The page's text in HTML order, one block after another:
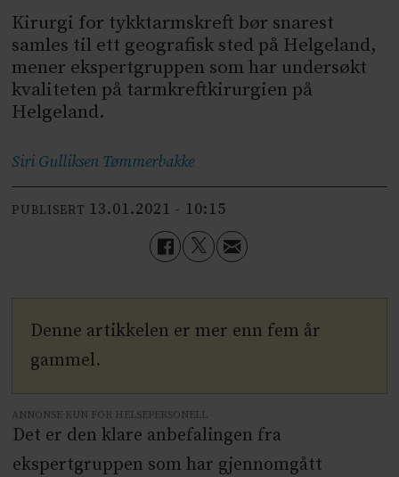
Kirurgi for tykktarmskreft bør snarest
samles til ett geografisk sted på Helgeland,
mener ekspertgruppen som har undersøkt
kvaliteten på tarmkreftkirurgien på
Helgeland.
Siri Gulliksen Tømmerbakke
PUBLISERT 13.01.2021 - 10:15
Denne artikkelen er mer enn fem år
gammel.
ANNONSE KUN FOR HELSEPERSONELL
Det er den klare anbefalingen fra
ekspertgruppen som har gjennomgått